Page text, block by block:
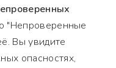
"Непроверенные
Вы увидите
опасностях,